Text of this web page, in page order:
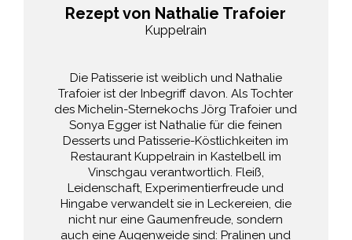
Rezept von Nathalie Trafoier
Kuppelrain
Die Patisserie ist weiblich und Nathalie
Trafoier ist der Inbegriff davon. Als Tochter
des Michelin-Sternekochs Jörg Trafoier und
Sonya Egger ist Nathalie für die feinen
Desserts und Patisserie-Köstlichkeiten im
Restaurant Kuppelrain in Kastelbell im
Vinschgau verantwortlich. Fleiß,
Leidenschaft, Experimentierfreude und
Hingabe verwandelt sie in Leckereien, die
nicht nur eine Gaumenfreude, sondern
auch eine Augenweide sind: Pralinen und